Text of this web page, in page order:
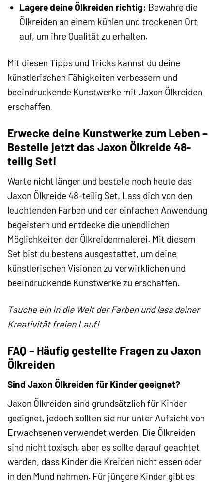
Lagere deine Ölkreiden richtig: Bewahre die
Ölkreiden an einem kühlen und trockenen Ort
auf, um ihre Qualität zu erhalten.
Mit diesen Tipps und Tricks kannst du deine
künstlerischen Fähigkeiten verbessern und
beeindruckende Kunstwerke mit Jaxon Ölkreiden
erschaffen.
Erwecke deine Kunstwerke zum Leben –
Bestelle jetzt das Jaxon Ölkreide 48-
teilig Set!
Warte nicht länger und bestelle noch heute das
Jaxon Ölkreide 48-teilig Set. Lass dich von den
leuchtenden Farben und der einfachen Anwendung
begeistern und entdecke die unendlichen
Möglichkeiten der Ölkreidenmalerei. Mit diesem
Set bist du bestens ausgestattet, um deine
künstlerischen Visionen zu verwirklichen und
beeindruckende Kunstwerke zu erschaffen.
Tauche ein in die Welt der Farben und lass deiner
Kreativität freien Lauf!
FAQ – Häufig gestellte Fragen zu Jaxon
Ölkreiden
Sind Jaxon Ölkreiden für Kinder geeignet?
Jaxon Ölkreiden sind grundsätzlich für Kinder
geeignet, jedoch sollten sie nur unter Aufsicht von
Erwachsenen verwendet werden. Die Ölkreiden
sind nicht toxisch, aber es sollte darauf geachtet
werden, dass Kinder die Kreiden nicht essen oder
in den Mund nehmen. Für jüngere Kinder gibt es